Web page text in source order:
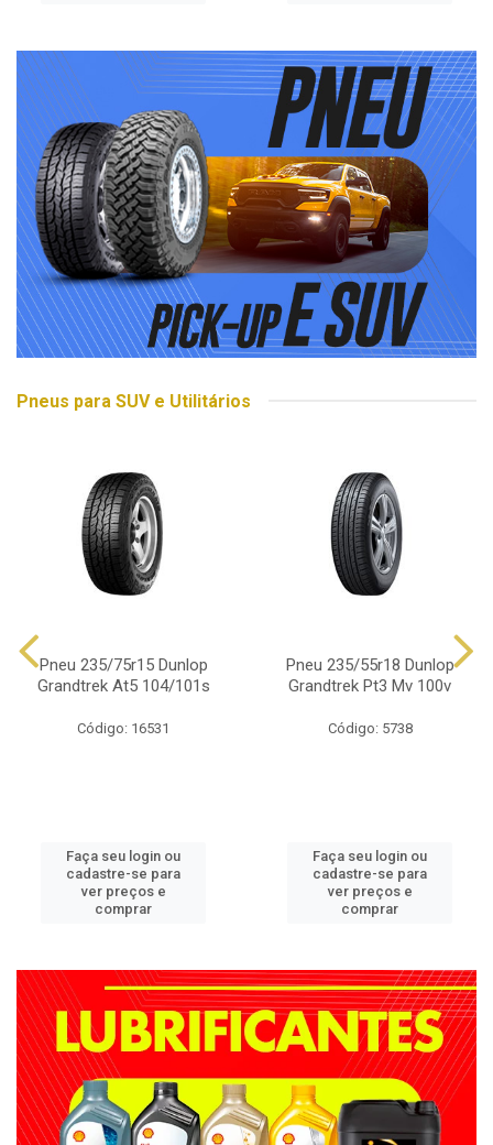
Pneus para SUV e Utilitários
Pneu 235/75r15 Dunlop
Grandtrek At5 104/101s
Código: 16531
Faça seu login ou
cadastre-se para
ver preços e
comprar
Pneu 235/55r18 Dunlop
Grandtrek Pt3 Mv 100v
Código: 5738
Faça seu login ou
cadastre-se para
ver preços e
comprar